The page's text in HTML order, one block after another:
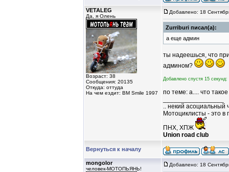
VETALEG
Да, я Олень
Возраст: 38
Сообщения: 20135
Откуда: оттуда
На чем ездит: BM Smile 1997
Добавлено: 18
Zurriburi писал(а):
а еще админ
ты надеешься, что
админом?
Добавлено спустя 15 секунд:
по теме: а.... что
.. некий асоциальный
Мотоциклисты - это
ПНХ, ХПЖ
Union road club
Вернуться к началу
mongolor
человек-МОТОПЬЯНЬ!
Добавлено: 18